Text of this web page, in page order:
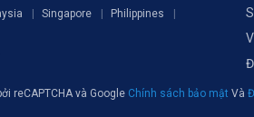
Singapore
Philippines
reCAPTCHA và Google Chính sách bảo mật Và